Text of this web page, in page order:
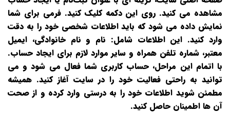
مشاهده می‌ کنید. روی این دکمه کلیک کنید. فرمی برای شما
نمایش داده می‌ شود که باید اطلاعات شخصی خود را به دقت
وارد کنید. این اطلاعات شامل: نام و نام خانوادگی، ایمیل
معتبر، شماره تلفن همراه و سایر موارد لازم برای ایجاد حساب.
با اتمام این مراحل، حساب کاربری شما فعال می‌ شود و می‌
توانید به راحتی فعالیت خود را در سایت آغاز کنید. همیشه
مطمئن شوید اطلاعات خود را به‌ درستی وارد کرده و از صحت
آن‌ ها اطمینان حاصل کنید.